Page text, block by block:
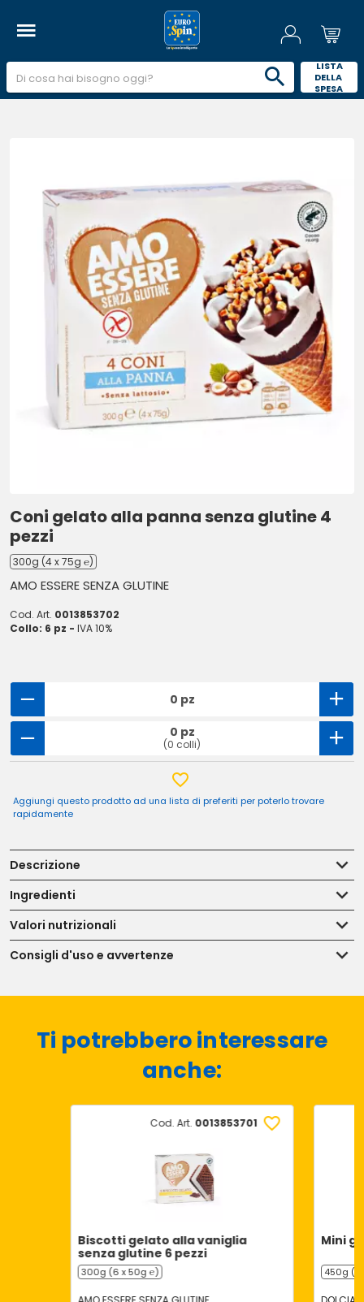
LISTA
DELLA
SPESA
Coni gelato alla panna senza glutine 4
pezzi
300g (4 x 75g ℮)
AMO ESSERE SENZA GLUTINE
Cod. Art. 0013853702
Collo: 6 pz - IVA 10%
0 pz
0 pz
(0 colli)
Aggiungi questo prodotto ad una lista di preferiti per poterlo trovare
rapidamente
Descrizione
Ingredienti
Valori nutrizionali
Consigli d'uso e avvertenze
Ti potrebbero interessare
anche:
Cod. Art. 0013853701
Biscotti gelato alla vaniglia
senza glutine 6 pezzi
300g (6 x 50g ℮)
Mini
450g (6